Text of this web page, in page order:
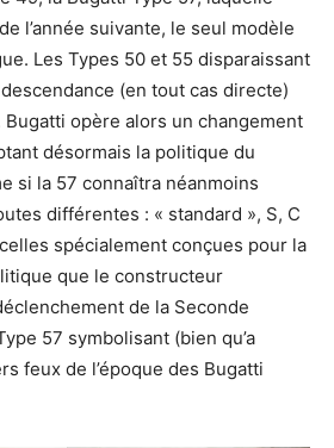
l’année suivante, le seul modèle
Les Types 50 et 55 disparaissant
(en tout cas directe)
Bugatti opère alors un changement
désormais la politique du
si la 57 connaîtra néanmoins
différentes : « standard », S, C
spécialement conçues pour la
que le constructeur
de la Seconde
57 symbolisant (bien qu’a
feux de l’époque des Bugatti